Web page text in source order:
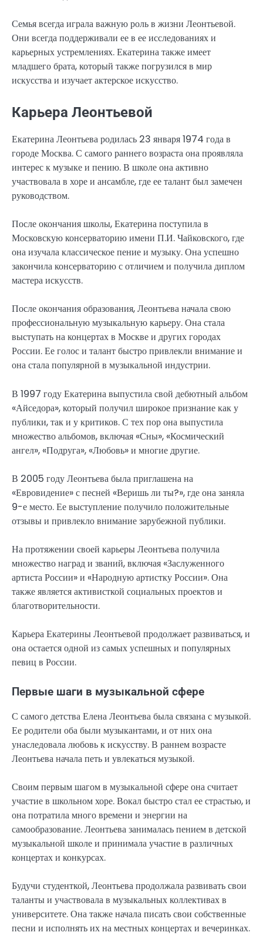
Семья всегда играла важную роль в жизни Леонтьевой.
Они всегда поддерживали ее в ее исследованиях и
карьерных устремлениях. Екатерина также имеет
младшего брата, который также погрузился в мир
искусства и изучает актерское искусство.
Карьера Леонтьевой
Екатерина Леонтьева родилась 23 января 1974 года в
городе Москва. С самого раннего возраста она проявляла
интерес к музыке и пению. В школе она активно
участвовала в хоре и ансамбле, где ее талант был замечен
руководством.
После окончания школы, Екатерина поступила в
Московскую консерваторию имени П.И. Чайковского, где
она изучала классическое пение и музыку. Она успешно
закончила консерваторию с отличием и получила диплом
мастера искусств.
После окончания образования, Леонтьева начала свою
профессиональную музыкальную карьеру. Она стала
выступать на концертах в Москве и других городах
России. Ее голос и талант быстро привлекли внимание и
она стала популярной в музыкальной индустрии.
В 1997 году Екатерина выпустила свой дебютный альбом
«Айседора», который получил широкое признание как у
публики, так и у критиков. С тех пор она выпустила
множество альбомов, включая «Сны», «Космический
ангел», «Подруга», «Любовь» и многие другие.
В 2005 году Леонтьева была приглашена на
«Евровидение» с песней «Веришь ли ты?», где она заняла
9-е место. Ее выступление получило положительные
отзывы и привлекло внимание зарубежной публики.
На протяжении своей карьеры Леонтьева получила
множество наград и званий, включая «Заслуженного
артиста России» и «Народную артистку России». Она
также является активисткой социальных проектов и
благотворительности.
Карьера Екатерины Леонтьевой продолжает развиваться, и
она остается одной из самых успешных и популярных
певиц в России.
Первые шаги в музыкальной сфере
С самого детства Елена Леонтьева была связана с музыкой.
Ее родители оба были музыкантами, и от них она
унаследовала любовь к искусству. В раннем возрасте
Леонтьева начала петь и увлекаться музыкой.
Своим первым шагом в музыкальной сфере она считает
участие в школьном хоре. Вокал быстро стал ее страстью, и
она потратила много времени и энергии на
самообразование. Леонтьева занималась пением в детской
музыкальной школе и принимала участие в различных
концертах и конкурсах.
Будучи студенткой, Леонтьева продолжала развивать свои
таланты и участвовала в музыкальных коллективах в
университете. Она также начала писать свои собственные
песни и исполнять их на местных концертах и вечеринках.